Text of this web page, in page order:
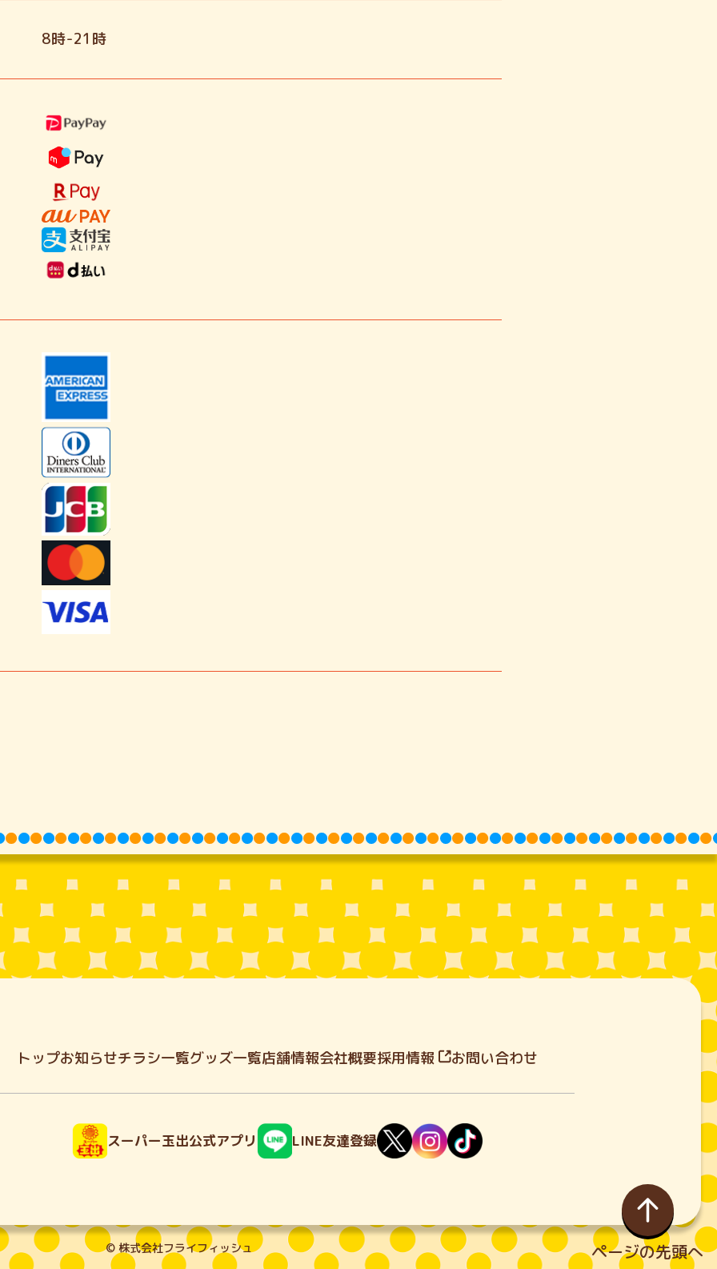
ページの先頭へ
8時-21時
トップお知らせチラシ一覧グッズ一覧店舗情報会社概要採用情報 お問い合わせ
スーパー玉出公式アプリ LINE友達登録
© 株式会社フライフィッシュ